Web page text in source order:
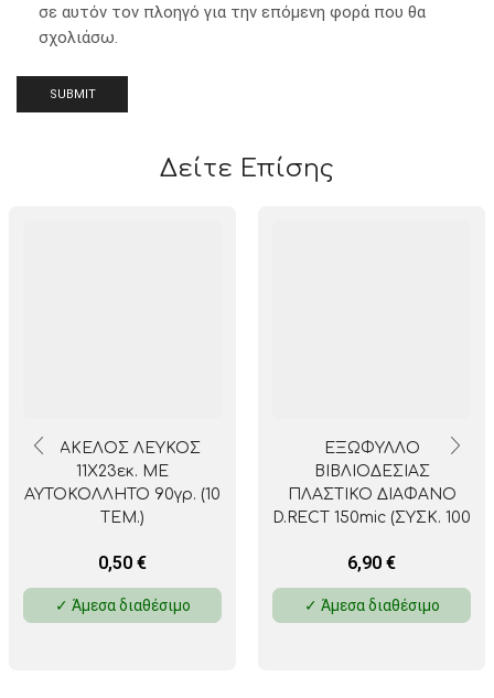
σε αυτόν τον πλοηγό για την επόμενη φορά που θα
σχολιάσω.
Δείτε Επίσης
ΦΑΚΕΛΟΣ ΛΕΥΚΟΣ
11X23εκ. ΜΕ
ΑΥΤΟΚΟΛΛΗΤΟ 90γρ. (10
ΤΕΜ.)
0,50 €
✓ Άμεσα διαθέσιμο
ΕΞΩΦΥΛΛO
ΒΙΒΛΙΟΔΕΣΙΑΣ
ΠΛΑΣΤΙΚΟ ΔΙΑΦΑΝΟ
D.RECT 150mic (ΣΥΣΚ. 100
6,90 €
✓ Άμεσα διαθέσιμο